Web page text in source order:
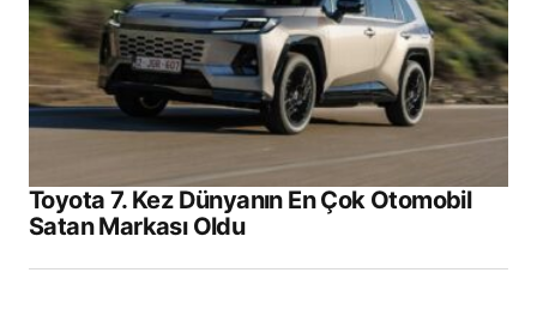
Toyota 7. Kez Dünyanın En Çok Otomobil
Satan Markası Oldu